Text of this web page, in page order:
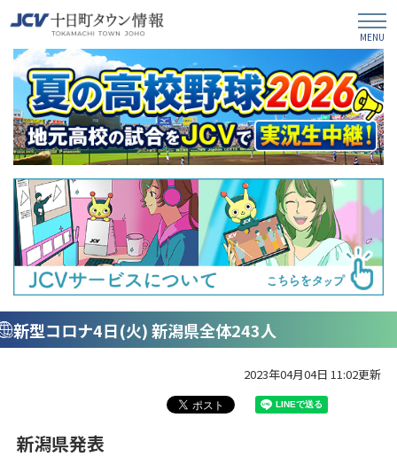
新型コロナ4日(火) 新潟県全体243人
2023年04月04日 11:02更新
新潟県発表